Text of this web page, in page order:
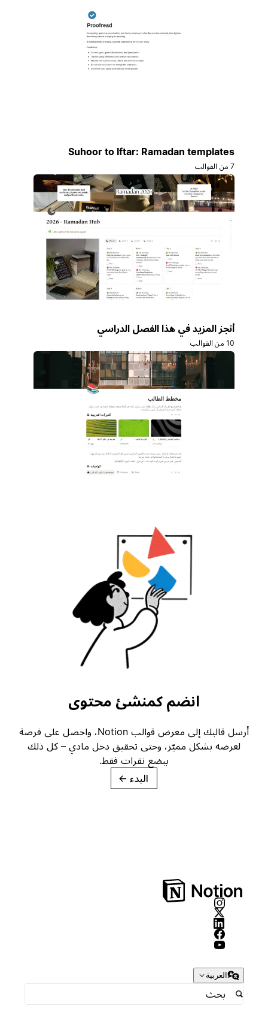
Suhoor to Iftar: Ramadan templates
7 من القوالب
أنجز المزيد في هذا الفصل الدراسي
10 من القوالب
انضم كمنشئ محتوى
أرسل قالبك إلى معرض قوالب Notion، واحصل على فرصة
لعرضه بشكل مميّز، وحتى تحقيق دخل مادي – كل ذلك
ببضع نقرات فقط.
البدء →
العربية